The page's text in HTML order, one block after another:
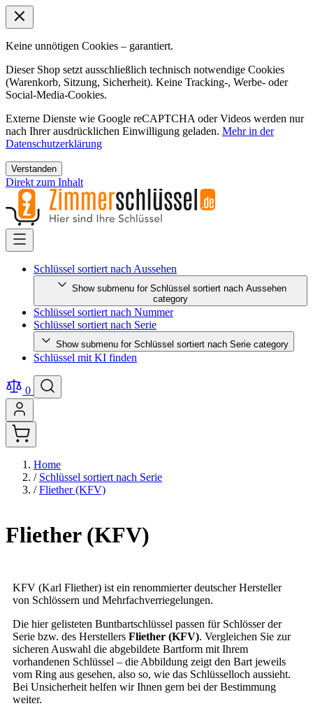
Keine unnötigen Cookies – garantiert.
Dieser Shop setzt ausschließlich technisch notwendige Cookies
(Warenkorb, Sitzung, Sicherheit). Keine Tracking-, Werbe- oder
Social-Media-Cookies.
Externe Dienste wie Google reCAPTCHA oder Videos werden nur
nach Ihrer ausdrücklichen Einwilligung geladen. Mehr in der
Datenschutzerklärung
Verstanden
Direkt zum Inhalt
Schlüssel sortiert nach Aussehen
Show submenu for Schlüssel sortiert nach Aussehen
category
Schlüssel sortiert nach Nummer
Schlüssel sortiert nach Serie
Show submenu for Schlüssel sortiert nach Serie category
Schlüssel mit KI finden
0
Home
/ Schlüssel sortiert nach Serie
/ Fliether (KFV)
Fliether (KFV)
KFV (Karl Fliether) ist ein renommierter deutscher Hersteller
von Schlössern und Mehrfachverriegelungen.
Die hier gelisteten Buntbartschlüssel passen für Schlösser der
Serie bzw. des Herstellers Fliether (KFV). Vergleichen Sie zur
sicheren Auswahl die abgebildete Bartform mit Ihrem
vorhandenen Schlüssel – die Abbildung zeigt den Bart jeweils
vom Ring aus gesehen, also so, wie das Schlüsselloch aussieht.
Bei Unsicherheit helfen wir Ihnen gern bei der Bestimmung
weiter.